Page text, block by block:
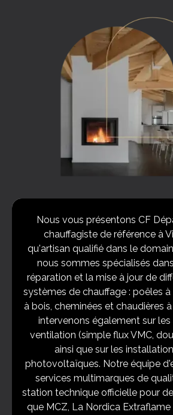
Nous vous présentons CF
chauffagiste de référence à
qu'artisan qualifié dans le
nous sommes spécialisés
réparation et la mise à jour de
systèmes de chauffage : poêles
à bois, cheminées et chaudières
intervenons également sur
ventilation (simple flux VMC,
ainsi que sur les
photovoltaïques. Notre équipe
services multimarques de
station technique officielle pour
que MCZ, La Nordica